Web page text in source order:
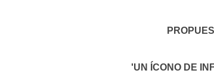
'UN ÍCONO DE